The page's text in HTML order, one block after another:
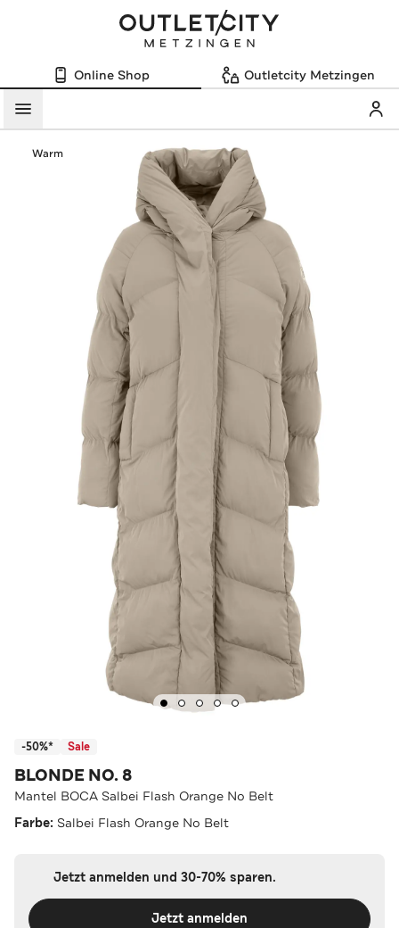
Online Shop Outletcity Metzingen
Menü
Warm
-50%* Sale
BLONDE NO. 8
Mantel BOCA Salbei Flash Orange No Belt
Farbe: Salbei Flash Orange No Belt
Jetzt anmelden und 30-70% sparen.
Jetzt anmelden